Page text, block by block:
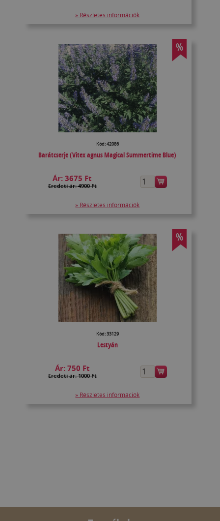
» Részletes információk
%
Kód: 42086
Barátcserje (Vitex agnus Magical Summertime Blue)
Ár:3675 Ft
Eredeti ár: 4900 Ft
» Részletes információk
%
Kód: 33129
Lestyán
Ár: 750 Ft
Eredeti ár: 1000 Ft
» Részletes információk